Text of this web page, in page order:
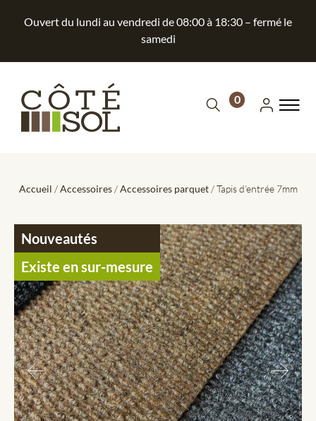
Ouvert du lundi au vendredi de 08:00 à 18:30 – fermé le
samedi
0
Accueil /Accessoires/Accessoires parquet/ Tapis d’entrée 7mm
Nouveautés
Existe en sur-mesure